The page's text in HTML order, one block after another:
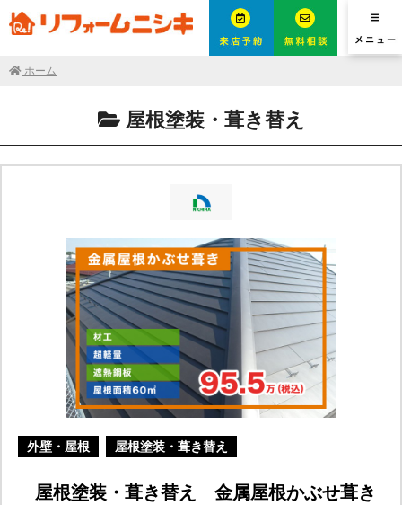
ホーム
屋根塗装・葺き替え
外壁・屋根 屋根塗装・葺き替え
屋根塗装・葺き替え 金属屋根かぶせ葺き